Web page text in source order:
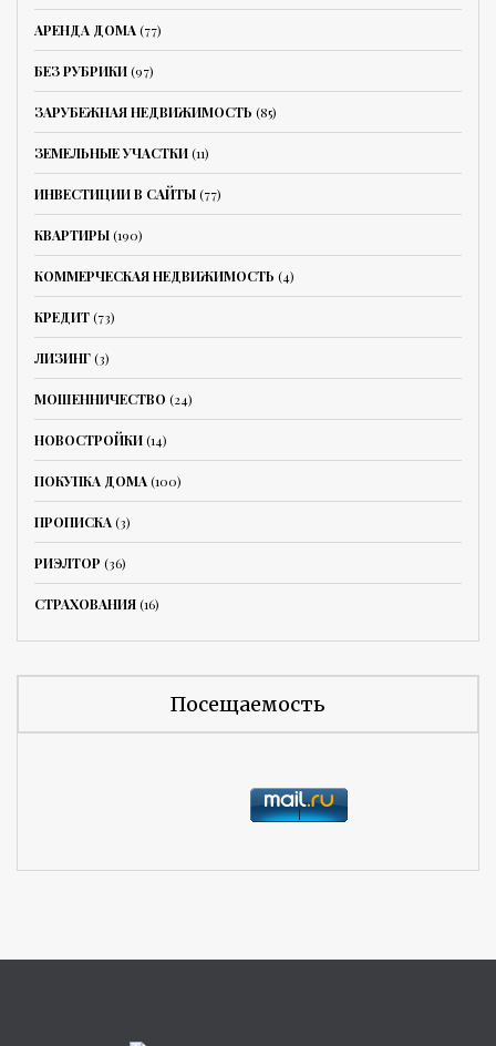
АРЕНДА ДОМА(77)
БЕЗ РУБРИКИ(97)
ЗАРУБЕЖНАЯ НЕДВИЖИМОСТЬ (85)
ЗЕМЕЛЬНЫЕ УЧАСТКИ(11)
ИНВЕСТИЦИИ В САЙТЫ(77)
КВАРТИРЫ(190)
КОММЕРЧЕСКАЯ НЕДВИЖИМОСТЬ (4)
КРЕДИТ(73)
ЛИЗИНГ(3)
МОШЕННИЧЕСТВО (24)
НОВОСТРОЙКИ(14)
ПОКУПКА ДОМА(100)
ПРОПИСКА(3)
РИЭЛТОР (36)
СТРАХОВАНИЯ(16)
Посещаемость